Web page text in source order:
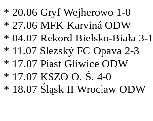
* 20.06 Gryf Wejherowo 1-0
* 27.06 MFK Karviná ODW
* 04.07 Rekord Bielsko-Biała 3-1
* 11.07 Slezský FC Opava 2-3
* 17.07 Piast Gliwice ODW
* 17.07 KSZO O. Ś. 4-0
* 18.07 Śląsk II Wrocław ODW